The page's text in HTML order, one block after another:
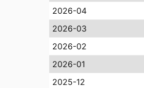
2026-04
2026-03
2026-02
2026-01
2025-12